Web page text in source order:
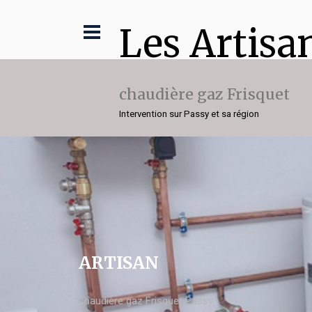
Les
chaudière gaz Frisquet
Intervention sur Passy et sa région
ARTISAN
chaudière gaz Frisquet Passy